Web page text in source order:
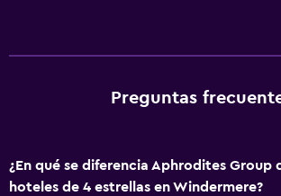
Preguntas
¿En qué se diferencia Aphrodites Group
hoteles de 4 estrellas en Windermere?